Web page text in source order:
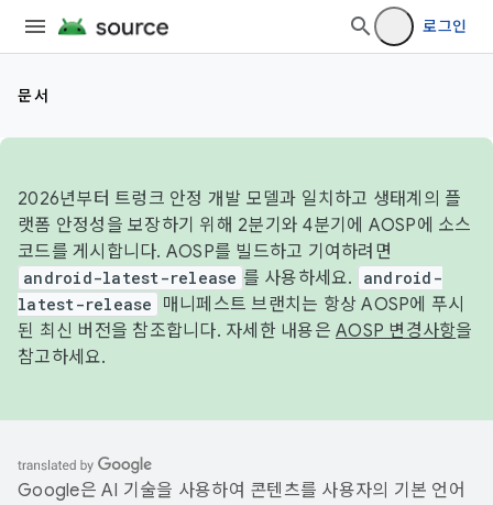
로그인
문서
2026년부터 트렁크 안정 개발 모델과 일치하고 생태계의 플
랫폼 안정성을 보장하기 위해 2분기와 4분기에 AOSP에 소스
코드를 게시합니다. AOSP를 빌드하고 기여하려면
android-latest-release 를 사용하세요.
android-
latest-release
매니페스트 브랜치는 항상 AOSP에 푸시
된 최신 버전을 참조합니다. 자세한 내용은 AOSP 변경사항을
참고하세요.
Google은 AI 기술을 사용하여 콘텐츠를 사용자의 기본 언어